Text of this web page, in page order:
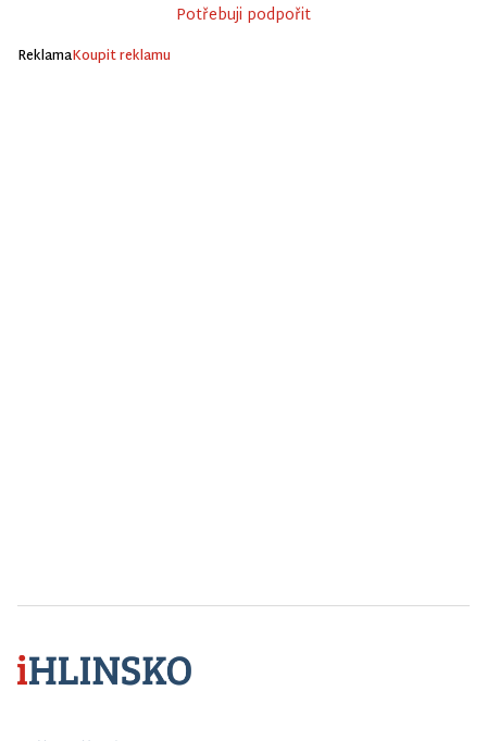
Potřebuji podpořit
ReklamaKoupit reklamu